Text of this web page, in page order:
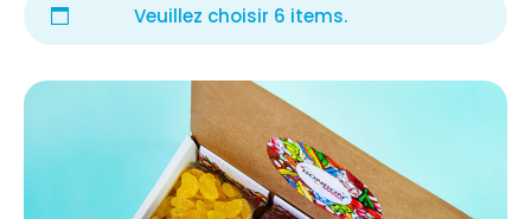
Veuillez choisir 6 items.